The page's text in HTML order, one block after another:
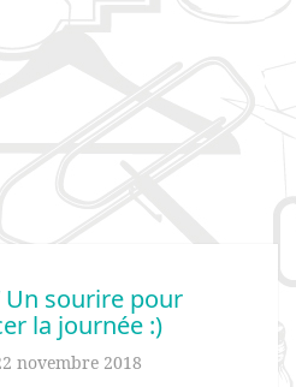
sourire pour
la journée :)
novembre 2018